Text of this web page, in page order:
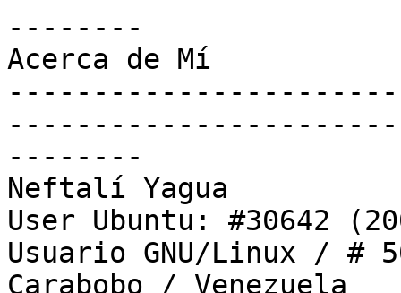
--------
Acerca de Mí
--------
Neftalí Yagua
User Ubuntu: #30642
Usuario GNU/Linux / #
Carabobo / Venezuela